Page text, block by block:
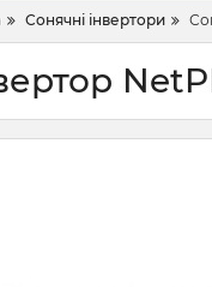
Сонячні інвертори